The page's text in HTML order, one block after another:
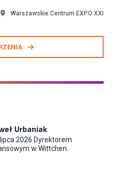
Warszawskie Centrum EXPO XXI
Urbaniak
2026 Dyrektorem
w Wittchen.